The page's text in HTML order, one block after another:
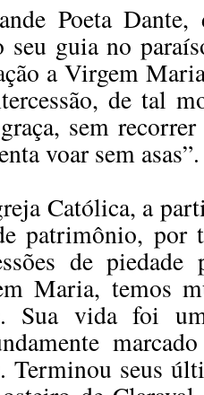
Poeta
seu guia no
a Virgem
de tal
sem
voar sem asas”.
Católica, a
patrimônio, por
de
Maria, temos
Sua vida foi
Terminou seus